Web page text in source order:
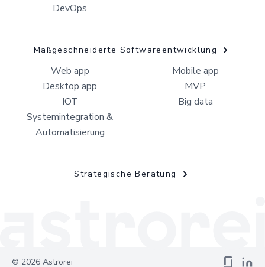
DevOps
Maßgeschneiderte Softwareentwicklung
Web app
Mobile app
Desktop app
MVP
IOT
Big data
Systemintegration &
Automatisierung
Strategische Beratung
© 2026 Astrorei